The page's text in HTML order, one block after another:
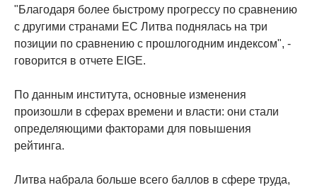
"Благодаря более быстрому прогрессу по сравнению
с другими странами ЕС Литва поднялась на три
позиции по сравнению с прошлогодним индексом", -
говорится в отчете EIGE.
По данным института, основные изменения
произошли в сферах времени и власти: они стали
определяющими факторами для повышения
рейтинга.
Литва набрала больше всего баллов в сфере труда,